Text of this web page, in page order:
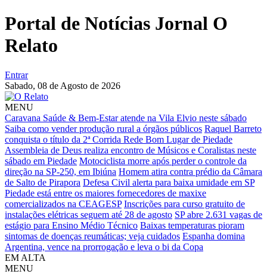
Portal de Notícias Jornal O
Relato
Entrar
Sabado, 08 de Agosto de 2026
MENU
Caravana Saúde & Bem-Estar atende na Vila Elvio neste sábado
Saiba como vender produção rural a órgãos públicos Raquel Barreto
conquista o título da 2ª Corrida Rede Bom Lugar de Piedade
Assembleia de Deus realiza encontro de Músicos e Coralistas neste
sábado em Piedade Motociclista morre após perder o controle da
direção na SP-250, em Ibiúna Homem atira contra prédio da Câmara
de Salto de Pirapora Defesa Civil alerta para baixa umidade em SP
Piedade está entre os maiores fornecedores de maxixe
comercializados na CEAGESP Inscrições para curso gratuito de
instalações elétricas seguem até 28 de agosto SP abre 2.631 vagas de
estágio para Ensino Médio Técnico Baixas temperaturas pioram
sintomas de doenças reumáticas; veja cuidados Espanha domina
Argentina, vence na prorrogação e leva o bi da Copa
EM ALTA
MENU